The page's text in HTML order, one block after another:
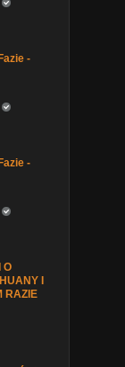
-
-
O
I
RAZIE